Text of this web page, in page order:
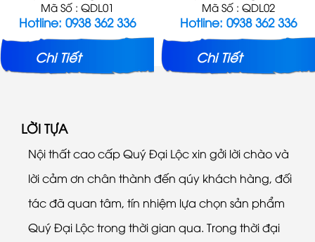
Mã Số : QDL01
Hotline: 0938 362 336
Chi Tiết
Mã Số : QDL02
Hotline: 0938 362 336
Chi Tiết
LỜI TỰA
Nội thất cao cấp Quý Đại Lộc xin gởi lời chào và
lời cảm ơn chân thành đến qúy khách hàng, đối
tác đã quan tâm, tín nhiệm lựa chọn sản phẩm
Quý Đại Lộc trong thời gian qua. Trong thời đại